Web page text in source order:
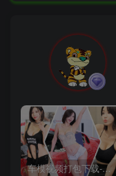
车模视频打包下载-高清无水印版